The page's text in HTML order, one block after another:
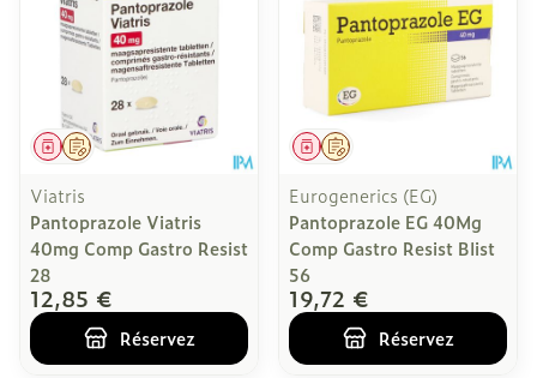
Sur prescription
Médicament
Viatris
Pantoprazole Viatris
40mg Comp Gastro Resist
28
12,85 €
Réservez
Sur prescription
Médicament
Eurogenerics (EG)
Pantoprazole EG 40Mg
Comp Gastro Resist Blist
56
19,72 €
Réservez